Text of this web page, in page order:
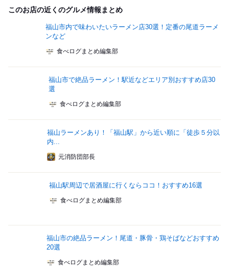
このお店の近くのグルメ情報まとめ
福山市内で味わいたいラーメン店30選！定番の尾道ラーメ
ンなど
食べログまとめ編集部
福山市で絶品ラーメン！駅近などエリア別おすすめ店30
選
食べログまとめ編集部
福山ラーメンあり！「福山駅」から近い順に「徒歩５分以
内...
元消防団部長
福山駅周辺で居酒屋に行くならココ！おすすめ16選
食べログまとめ編集部
福山市の絶品ラーメン！尾道・豚骨・鶏そばなどおすすめ
20選
食べログまとめ編集部